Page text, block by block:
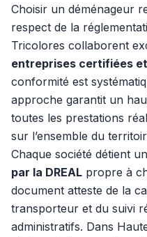
Choisir un déménageur
respect de la
Tricolores collaborent
entreprises certifiées
conformité est
approche garantit un
toutes les prestations
sur l’ensemble du
Chaque société détient
par la DREAL propre à
document atteste de la
transporteur et du suivi
administratifs. Dans